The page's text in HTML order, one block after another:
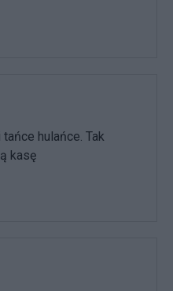
hulańce. Tak
kasę